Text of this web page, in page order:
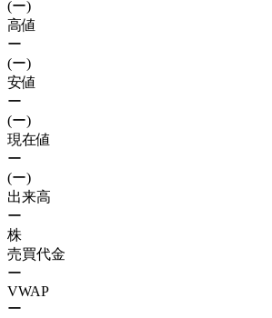
(ー)
高値
ー
(ー)
安値
ー
(ー)
現在値
ー
(ー)
出来高
ー
株
売買代金
ー
VWAP
ー